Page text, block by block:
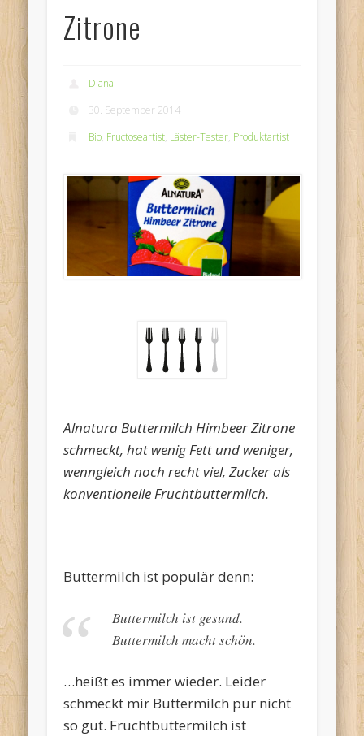
Zitrone
Diana
30. September 2014
Bio, Fructoseartist, Läster-Tester, Produktartist
Alnatura Buttermilch Himbeer Zitrone
schmeckt, hat wenig Fett und weniger,
wenngleich noch recht viel, Zucker als
konventionelle Fruchtbuttermilch.
Buttermilch ist populär denn:
Buttermilch ist gesund.
Buttermilch macht schön.
…heißt es immer wieder. Leider
schmeckt mir Buttermilch pur nicht
so gut. Fruchtbuttermilch ist